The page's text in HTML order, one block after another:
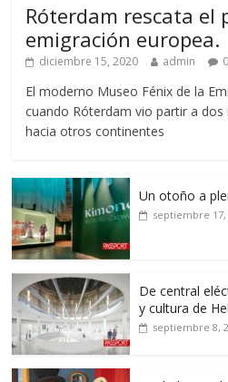
Róterdam rescata el
emigración europea.
diciembre 15, 2020 admin 0
El moderno Museo Fénix de la
cuando Róterdam vio partir a
hacia otros continentes
Un otoño a
septiembre 17,
De central
y cultura de
septiembre 8,